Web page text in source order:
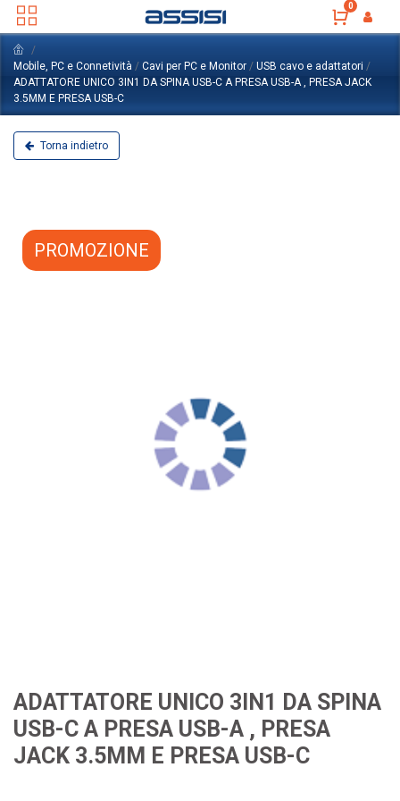
0
Mobile, PC e Connetività / Cavi per PC e Monitor / USB cavo e adattatori /
ADATTATORE UNICO 3IN1 DA SPINA USB-C A PRESA USB-A , PRESA JACK
3.5MM E PRESA USB-C
Torna indietro
PROMOZIONE
ADATTATORE UNICO 3IN1 DA SPINA
USB-C A PRESA USB-A , PRESA
JACK 3.5MM E PRESA USB-C